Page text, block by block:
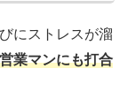
にストレスが溜
業マンにも打合